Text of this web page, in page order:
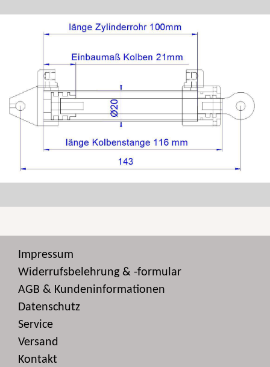
Impressum
Widerrufsbelehrung & -formular
AGB & Kundeninformationen
Datenschutz
Service
Versand
Kontakt